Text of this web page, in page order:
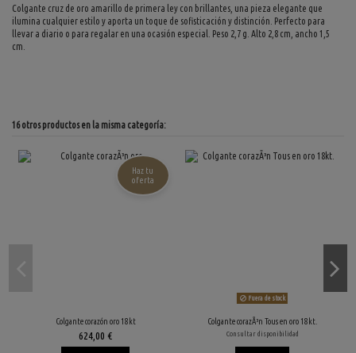
Colgante cruz de oro amarillo de primera ley con brillantes, una pieza elegante que
ilumina cualquier estilo y aporta un toque de sofisticación y distinción. Perfecto para
llevar a diario o para regalar en una ocasión especial. Peso 2,7 g. Alto 2,8 cm, ancho 1,5
cm.
16 otros productos en la misma categoría:
Colgante corazón oro 18kt
624,00 €
Haz tu
oferta
Fuera de stock
Colgante corazÃ³n Tous en oro 18kt.
Consultar disponibilidad